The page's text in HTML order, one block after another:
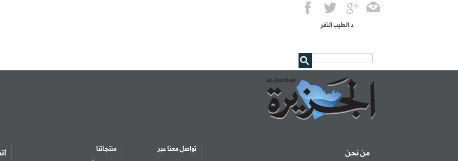
د.الطيب النقر
من نحن
تواصل معنا عبر منتجاتنا